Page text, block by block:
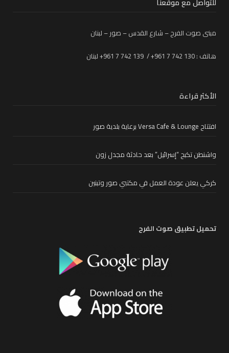
للتواصل مع موقعنا
مبنى صوت الفرح – شارع القدس – صور – لبنان
هاتف : 130 742 7 961+ / 139 742 7 961+ لبنان
الأكثر قراءة
افتتاح Versa Cafe & Lounge برعاية بلدية صور
واشنطن تكبح “إسرائيل” بعد حادثة مجدل زون
كركي يعلن عودة العمل في مكتبي صور وتبنين
تحميل تطبيق صوت الفرح